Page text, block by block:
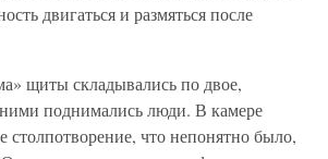
двигаться и размяться после
щиты складывались по двое,
поднимались люди. В камере
столпотворение, что непонятно было,